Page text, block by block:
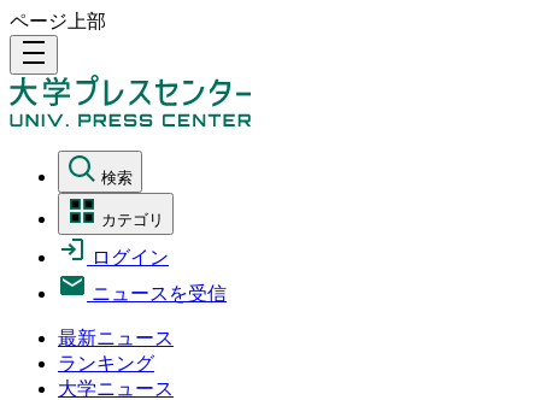
ページ上部
density_medium
検索
カテゴリ
ログイン
ニュースを受信
最新ニュース
ランキング
大学ニュース